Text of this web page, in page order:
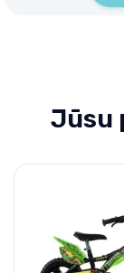
Jūsu